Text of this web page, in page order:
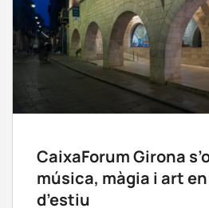
CaixaForum Girona
música, màgia i art
d’estiu